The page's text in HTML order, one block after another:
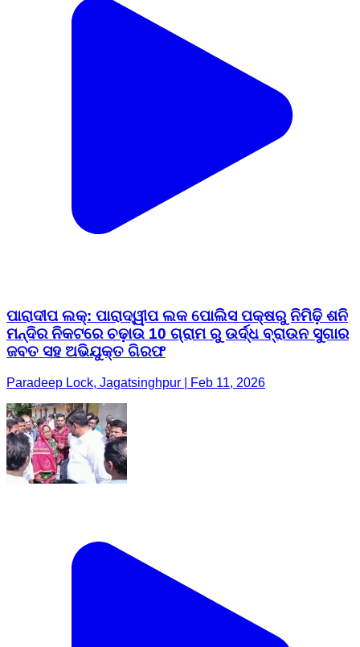
ପାରାଦୀପ ଲକ୍: ପାରାଦ୍ୱୀପ ଲକ ପୋଲିସ ପକ୍ଷରୁ ନିମିଢ଼ି ଶନି
ମନ୍ଦିର ନିକଟରେ ଚଢ଼ାଉ 10 ଗ୍ରାମ ରୁ ଉର୍ଦ୍ଧ ବ୍ରାଉନ ସୁଗାର
ଜବତ ସହ ଅଭିଯୁକ୍ତ ଗିରଫ
Paradeep Lock, Jagatsinghpur | Feb 11, 2026